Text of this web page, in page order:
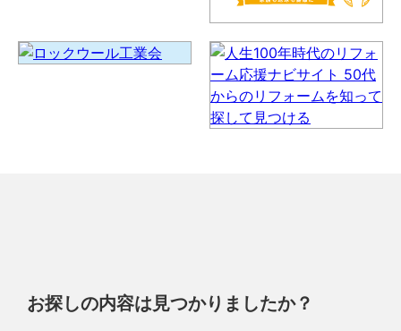
お探しの内容は見つかりましたか？